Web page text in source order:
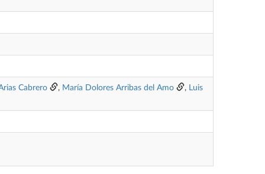
Cabrero , María Dolores Arribas del Amo , Luis